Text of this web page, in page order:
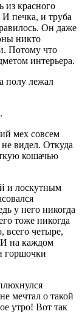
из красного
печка, и труба
Он даже
никто
Потому что
интерьера.
полу лежал
мех совсем
видел. Откуда
кошачью
и лоскутным
у него никогда
тоже никогда
всего четыре,
И на каждом
горшочки
мечтал о такой
утро! Вот так